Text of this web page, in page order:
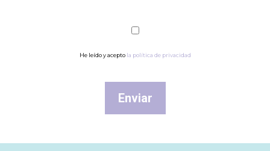
He leído y acepto la política de privacidad